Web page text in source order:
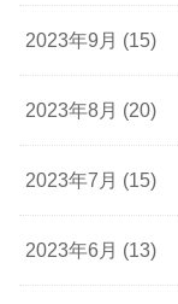
2023年9月 (15)
2023年8月 (20)
2023年7月 (15)
2023年6月 (13)